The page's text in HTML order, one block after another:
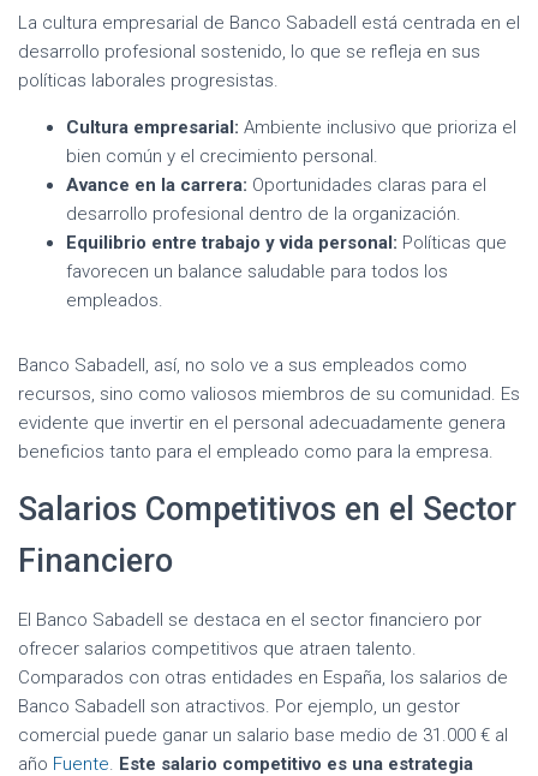
La cultura empresarial de Banco Sabadell está centrada en el
desarrollo profesional sostenido, lo que se refleja en sus
políticas laborales progresistas.
Cultura empresarial: Ambiente inclusivo que prioriza el
bien común y el crecimiento personal.
Avance en la carrera: Oportunidades claras para el
desarrollo profesional dentro de la organización.
Equilibrio entre trabajo y vida personal: Políticas que
favorecen un balance saludable para todos los
empleados.
Banco Sabadell, así, no solo ve a sus empleados como
recursos, sino como valiosos miembros de su comunidad. Es
evidente que invertir en el personal adecuadamente genera
beneficios tanto para el empleado como para la empresa.
Salarios Competitivos en el Sector
Financiero
El Banco Sabadell se destaca en el sector financiero por
ofrecer salarios competitivos que atraen talento.
Comparados con otras entidades en España, los salarios de
Banco Sabadell son atractivos. Por ejemplo, un gestor
comercial puede ganar un salario base medio de 31.000 € al
año Fuente. Este salario competitivo es una estrategia